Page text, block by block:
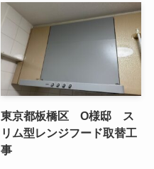
東京都板橋区 O様邸 ス
リム型レンジフード取替工
事